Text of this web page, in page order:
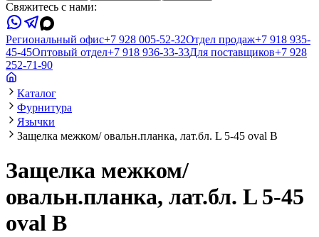
Свяжитесь с нами:
Региональный офис+7 928 005-52-32Отдел продаж+7 918 935-
45-45Оптовый отдел+7 918 936-33-33Для поставщиков+7 928
252-71-90
Каталог
Фурнитура
Язычки
Защелка межком/ овальн.планка, лат.бл. L 5-45 oval B
Защелка межком/
овальн.планка, лат.бл. L 5-45
oval B